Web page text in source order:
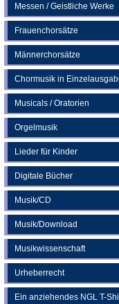
Messen / Geistliche Werke
Frauenchorsätze
Männerchorsätze
Chormusik in
Musicals / Oratorien
Orgelmusik
Lieder für Kinder
Digitale Bücher
Musik/CD
Musik/Download
Musikwissenschaft
Urheberrecht
Ein anziehendes NGL T-